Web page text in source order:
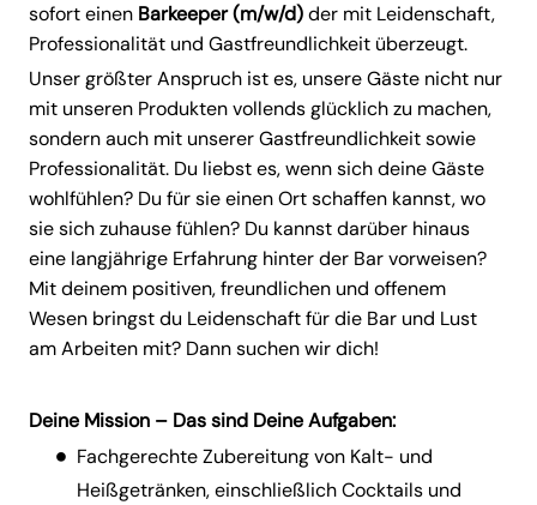
sofort einen Barkeeper (m/w/d)der mit Leidenschaft,
Professionalität und Gastfreundlichkeit überzeugt.
Unser größter Anspruch ist es, unsere Gäste nicht nur
mit unseren Produkten vollends glücklich zu machen,
sondern auch mit unserer Gastfreundlichkeit sowie
Professionalität. Du liebst es, wenn sich deine Gäste
wohlfühlen? Du für sie einen Ort schaffen kannst, wo
sie sich zuhause fühlen? Du kannst darüber hinaus
eine langjährige Erfahrung hinter der Bar vorweisen?
Mit deinem positiven, freundlichen und offenem
Wesen bringst du Leidenschaft für die Bar und Lust
am Arbeiten mit? Dann suchen wir dich!
Deine Mission – Das sind Deine Aufgaben:
Fachgerechte Zubereitung von Kalt- und
Heißgetränken, einschließlich Cocktails und